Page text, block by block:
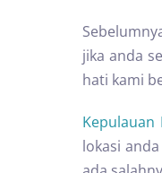
jika anda
hati kami
Kepulauan
lokasi